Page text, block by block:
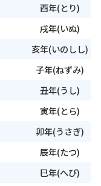
酉年(とり)
戌年(いぬ)
亥年(いのしし)
子年(ねずみ)
丑年(うし)
寅年(とら)
卯年(うさぎ)
辰年(たつ)
巳年(へび)